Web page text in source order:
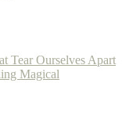
Tear Ourselves Apart
Magical